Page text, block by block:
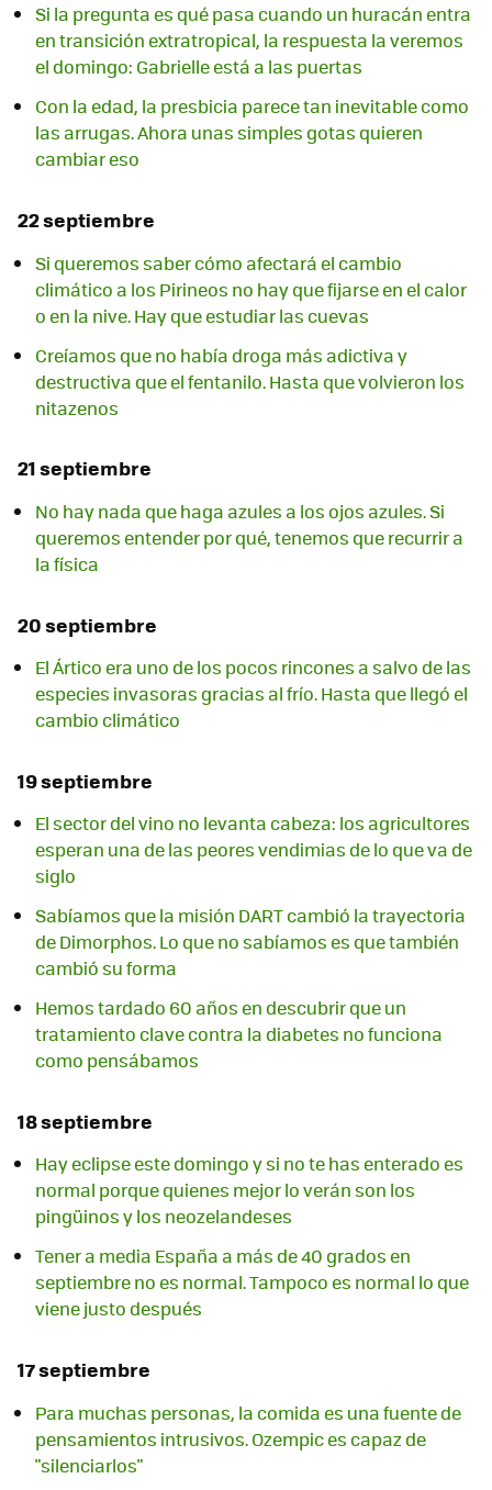
Si la pregunta es qué pasa cuando un huracán entra
en transición extratropical, la respuesta la veremos
el domingo: Gabrielle está a las puertas
Con la edad, la presbicia parece tan inevitable como
las arrugas. Ahora unas simples gotas quieren
cambiar eso
22 septiembre
Si queremos saber cómo afectará el cambio
climático a los Pirineos no hay que fijarse en el calor
o en la nive. Hay que estudiar las cuevas
Creíamos que no había droga más adictiva y
destructiva que el fentanilo. Hasta que volvieron los
nitazenos
21 septiembre
No hay nada que haga azules a los ojos azules. Si
queremos entender por qué, tenemos que recurrir a
la física
20 septiembre
El Ártico era uno de los pocos rincones a salvo de las
especies invasoras gracias al frío. Hasta que llegó el
cambio climático
19 septiembre
El sector del vino no levanta cabeza: los agricultores
esperan una de las peores vendimias de lo que va de
siglo
Sabíamos que la misión DART cambió la trayectoria
de Dimorphos. Lo que no sabíamos es que también
cambió su forma
Hemos tardado 60 años en descubrir que un
tratamiento clave contra la diabetes no funciona
como pensábamos
18 septiembre
Hay eclipse este domingo y si no te has enterado es
normal porque quienes mejor lo verán son los
pingüinos y los neozelandeses
Tener a media España a más de 40 grados en
septiembre no es normal. Tampoco es normal lo que
viene justo después
17 septiembre
Para muchas personas, la comida es una fuente de
pensamientos intrusivos. Ozempic es capaz de
"silenciarlos"